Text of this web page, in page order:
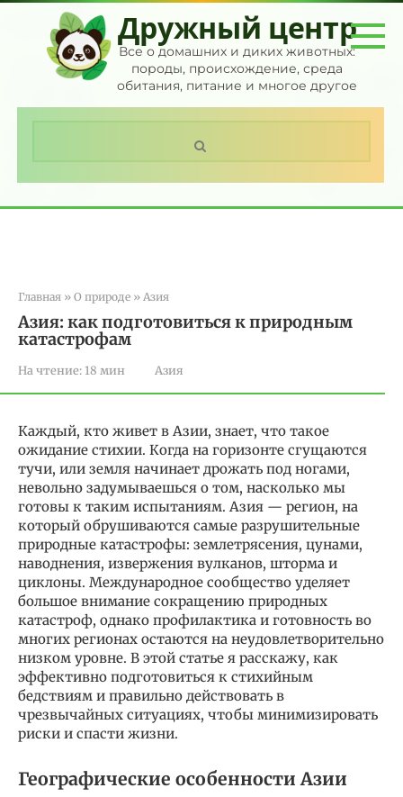
Перейти
контенту
Дружный центр
Все о домашних и диких животных:
породы, происхождение, среда
обитания, питание и многое другое
Главная » О природе » Азия
Азия: как подготовиться к природным
катастрофам
На чтение: 18 мин Азия
Каждый, кто живет в Азии, знает, что такое
ожидание стихии. Когда на горизонте сгущаются
тучи, или земля начинает дрожать под ногами,
невольно задумываешься о том, насколько мы
готовы к таким испытаниям. Азия — регион, на
который обрушиваются самые разрушительные
природные катастрофы: землетрясения, цунами,
наводнения, извержения вулканов, шторма и
циклоны. Международное сообщество уделяет
большое внимание сокращению природных
катастроф, однако профилактика и готовность во
многих регионах остаются на неудовлетворительно
низком уровне. В этой статье я расскажу, как
эффективно подготовиться к стихийным
бедствиям и правильно действовать в
чрезвычайных ситуациях, чтобы минимизировать
риски и спасти жизни.
Географические особенности Азии